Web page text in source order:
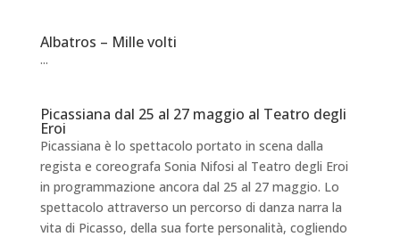
Albatros – Mille volti
...
Picassiana dal 25 al 27 maggio al Teatro degli
Eroi
Picassiana è lo spettacolo portato in scena dalla
regista e coreografa Sonia Nifosi al Teatro degli Eroi
in programmazione ancora dal 25 al 27 maggio. Lo
spettacolo attraverso un percorso di danza narra la
vita di Picasso, della sua forte personalità, cogliendo